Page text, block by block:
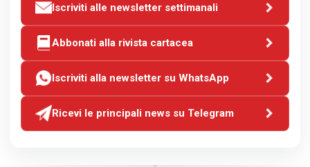
Iscriviti alle newsletter settimanali
Abbonati alla rivista cartacea
Iscriviti alla newsletter su WhatsApp
Ricevi le principali news su Telegram